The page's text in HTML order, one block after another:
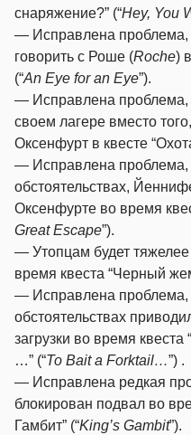
снаряжение?” (“Hey, You
— Исправлена проблема,
говорить с Роше (Roche)
(“An Eye for an Eye”).
— Исправлена проблема,
своем лагере вместо
Оксенфурт в квесте
— Исправлена проблема,
обстоятельствах,
Оксенфурте во время
Great Escape”).
— Утопцам будет
время квеста “Черный
— Исправлена проблема,
обстоятельствах
загрузки во время
…” (“To Bait a Forktail…”) .
— Исправлена редкая
блокирован подвал во
Гамбит” (“King’s Gambit”).